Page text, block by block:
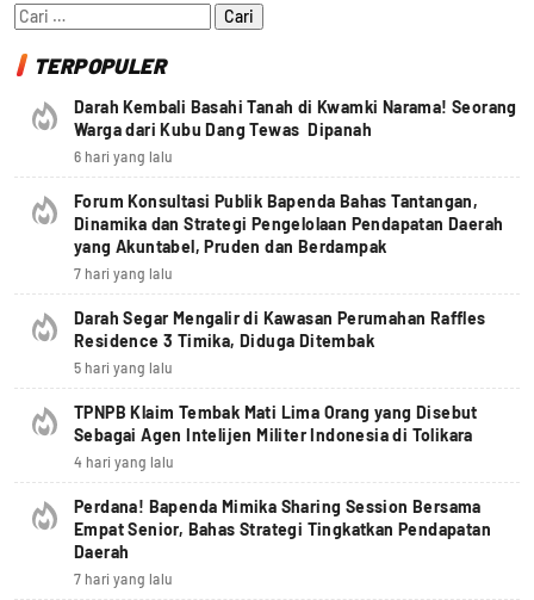
Cari
untuk:
TERPOPULER
Darah Kembali Basahi Tanah di Kwamki Narama! Seorang
Warga dari Kubu Dang Tewas Dipanah
6 hari yang lalu
Forum Konsultasi Publik Bapenda Bahas Tantangan,
Dinamika dan Strategi Pengelolaan Pendapatan Daerah
yang Akuntabel, Pruden dan Berdampak
7 hari yang lalu
Darah Segar Mengalir di Kawasan Perumahan Raffles
Residence 3 Timika, Diduga Ditembak
5 hari yang lalu
TPNPB Klaim Tembak Mati Lima Orang yang Disebut
Sebagai Agen Intelijen Militer Indonesia di Tolikara
4 hari yang lalu
Perdana! Bapenda Mimika Sharing Session Bersama
Empat Senior, Bahas Strategi Tingkatkan Pendapatan
Daerah
7 hari yang lalu